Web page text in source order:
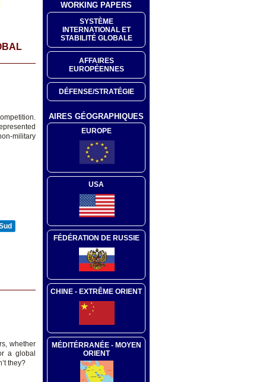
military
whether
a global
they?
WORKING PAPERS
SYSTÈME
INTERNATIONAL ET
STABILITÉ GLOBALE
AFFAIRES
EUROPÉENNES
DÉFENSE/STRATÉGIE
AIRES GÉOGRAPHIQUES
EUROPE
USA
FÉDÉRATION DE RUSSIE
CHINE - EXTRÊME ORIENT
MÉDITÉRRANÉE - MOYEN
ORIENT